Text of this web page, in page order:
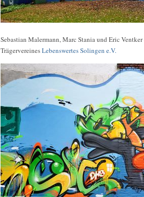
Sebastian Malermann, Marc Stania und Eric
TrägervereinesLebenswertes Solingen e.V.